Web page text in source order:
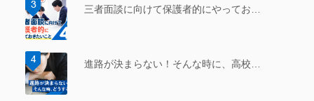
三者面談に向けて保護者的にやってお…
進路が決まらない！そんな時に、高校…